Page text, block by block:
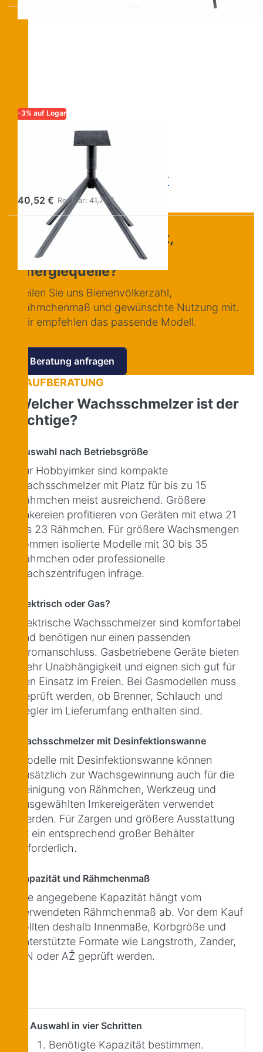
-3% auf Logar
LOGAR – QUALITÄT UND
ZUVERLÄSSIGKEIT FÜR
Drehständer für
Sonnenwachsschmelzer
40,52 € Regular: 41,77 €
Unsicher bei Kapazität,
Rähmchenmaß oder
Energiequelle?
Teilen Sie uns Bienenvölkerzahl,
Rähmchenmaß und gewünschte Nutzung mit.
Wir empfehlen das passende Modell.
Beratung anfragen
KAUFBERATUNG
Welcher Wachsschmelzer ist der
richtige?
Auswahl nach Betriebsgröße
Für Hobbyimker sind kompakte
Wachsschmelzer mit Platz für bis zu 15
Rähmchen meist ausreichend. Größere
Imkereien profitieren von Geräten mit etwa 21
bis 23 Rähmchen. Für größere Wachsmengen
kommen isolierte Modelle mit 30 bis 35
Rähmchen oder professionelle
Wachszentrifugen infrage.
Elektrisch oder Gas?
Elektrische Wachsschmelzer sind komfortabel
und benötigen nur einen passenden
Stromanschluss. Gasbetriebene Geräte bieten
mehr Unabhängigkeit und eignen sich gut für
den Einsatz im Freien. Bei Gasmodellen muss
geprüft werden, ob Brenner, Schlauch und
Regler im Lieferumfang enthalten sind.
Wachsschmelzer mit Desinfektionswanne
Modelle mit Desinfektionswanne können
zusätzlich zur Wachsgewinnung auch für die
Reinigung von Rähmchen, Werkzeug und
ausgewählten Imkereigeräten verwendet
werden. Für Zargen und größere Ausstattung
ist ein entsprechend großer Behälter
erforderlich.
Kapazität und Rähmchenmaß
Die angegebene Kapazität hängt vom
verwendeten Rähmchenmaß ab. Vor dem Kauf
sollten deshalb Innenmaße, Korbgröße und
unterstützte Formate wie Langstroth, Zander,
DN oder AŽ geprüft werden.
Auswahl in vier Schritten
Benötigte Kapazität bestimmen.